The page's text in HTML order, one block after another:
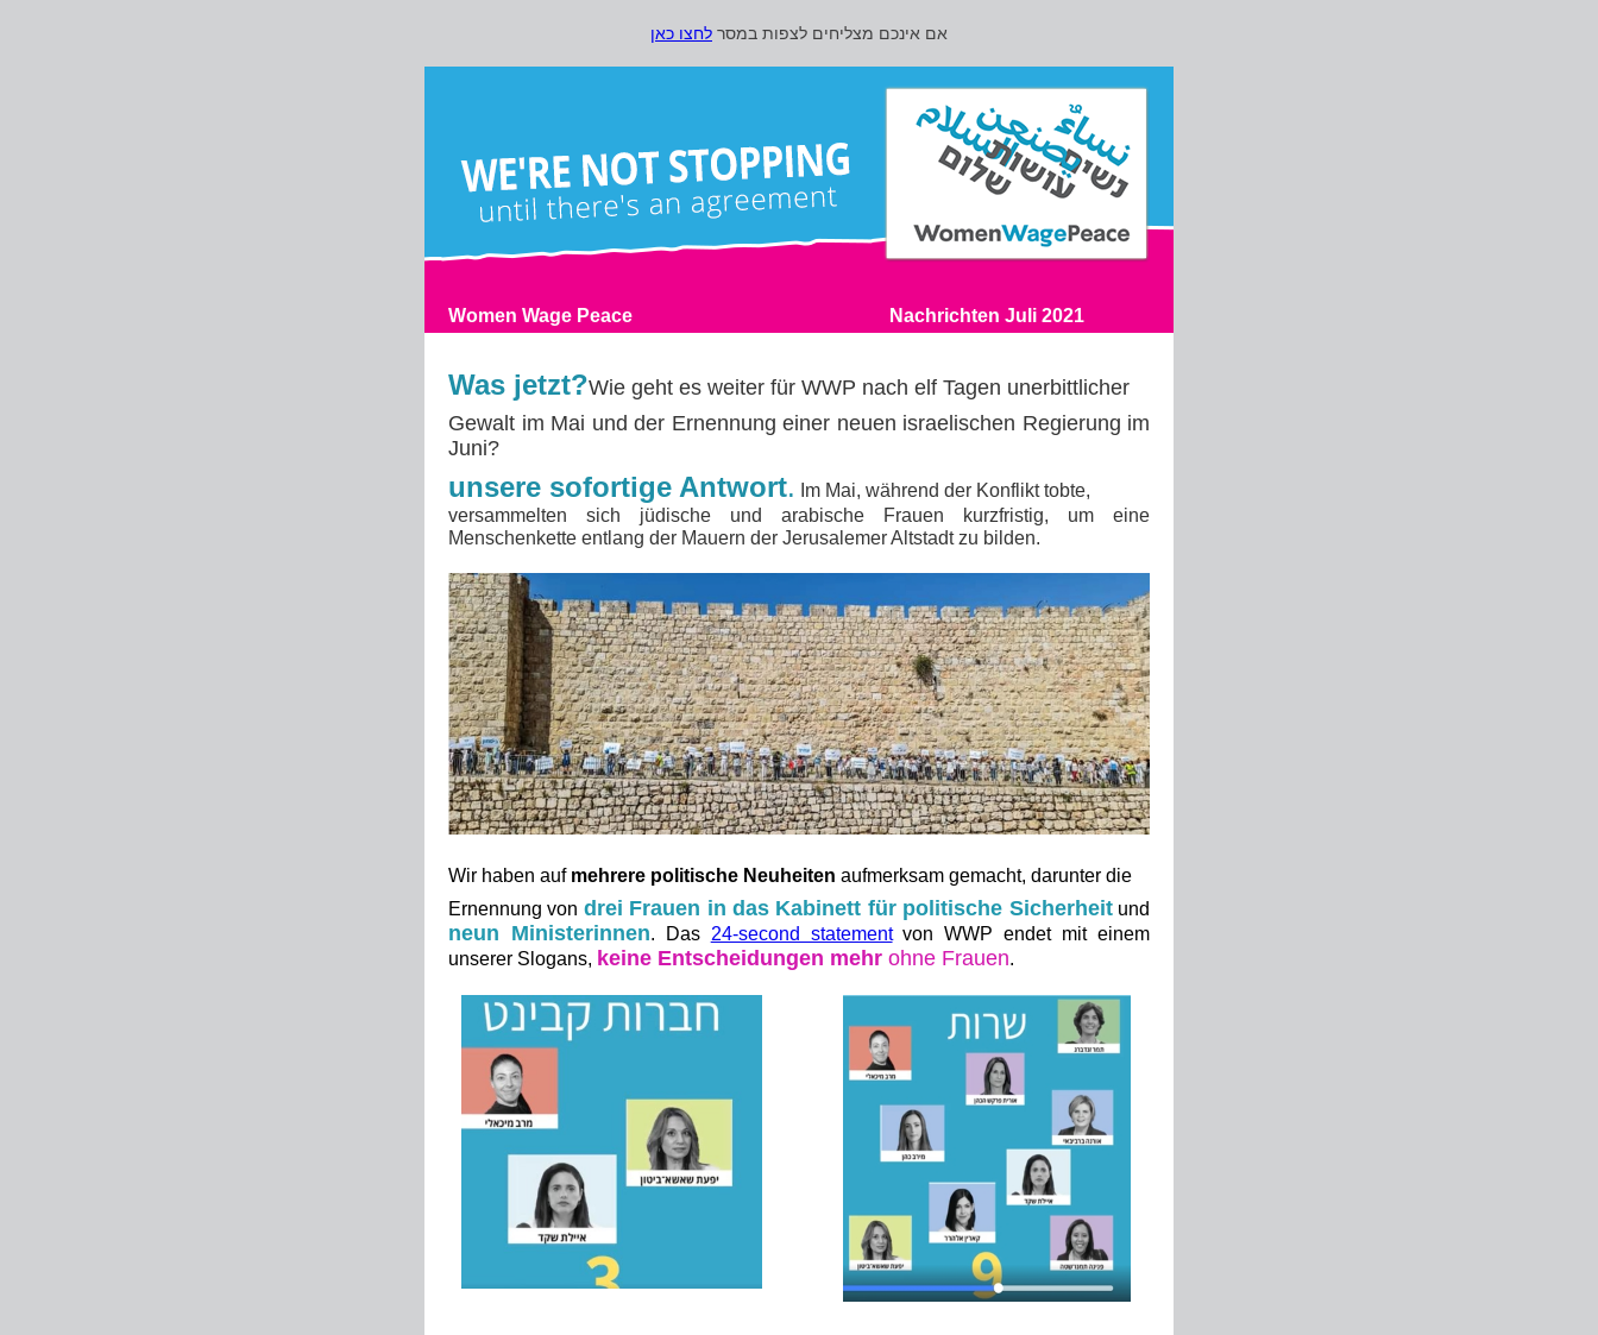
אם אינכם מצליחים לצפות במסר לחצו כאן
Was jetzt?Wie geht es weiter für WWP nach elf Tagen unerbittlicher
Gewalt im Mai und der Ernennung einer neuen israelischen Regierung im
Juni?
unsere sofortige Antwort.
Im Mai, während der Konflikt tobte,
versammelten sich jüdische und arabische Frauen kurzfristig, um eine
Menschenkette entlang der Mauern der Jerusalemer Altstadt zu bilden.
Wir haben auf mehrere politische Neuheiten aufmerksam gemacht, darunter die
Ernennung von drei Frauen in das Kabinett für politische Sicherheitund
neun Ministerinnen. Das 24-second statementvon WWP endet mit einem
unserer Slogans, keine Entscheidungen mehr ohne Frauen.